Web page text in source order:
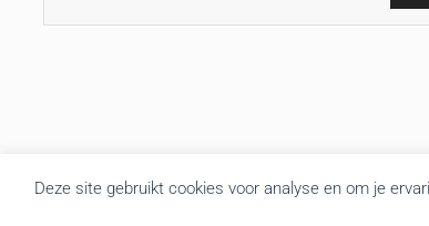
Deze site gebruikt cookies voor analyse en om je